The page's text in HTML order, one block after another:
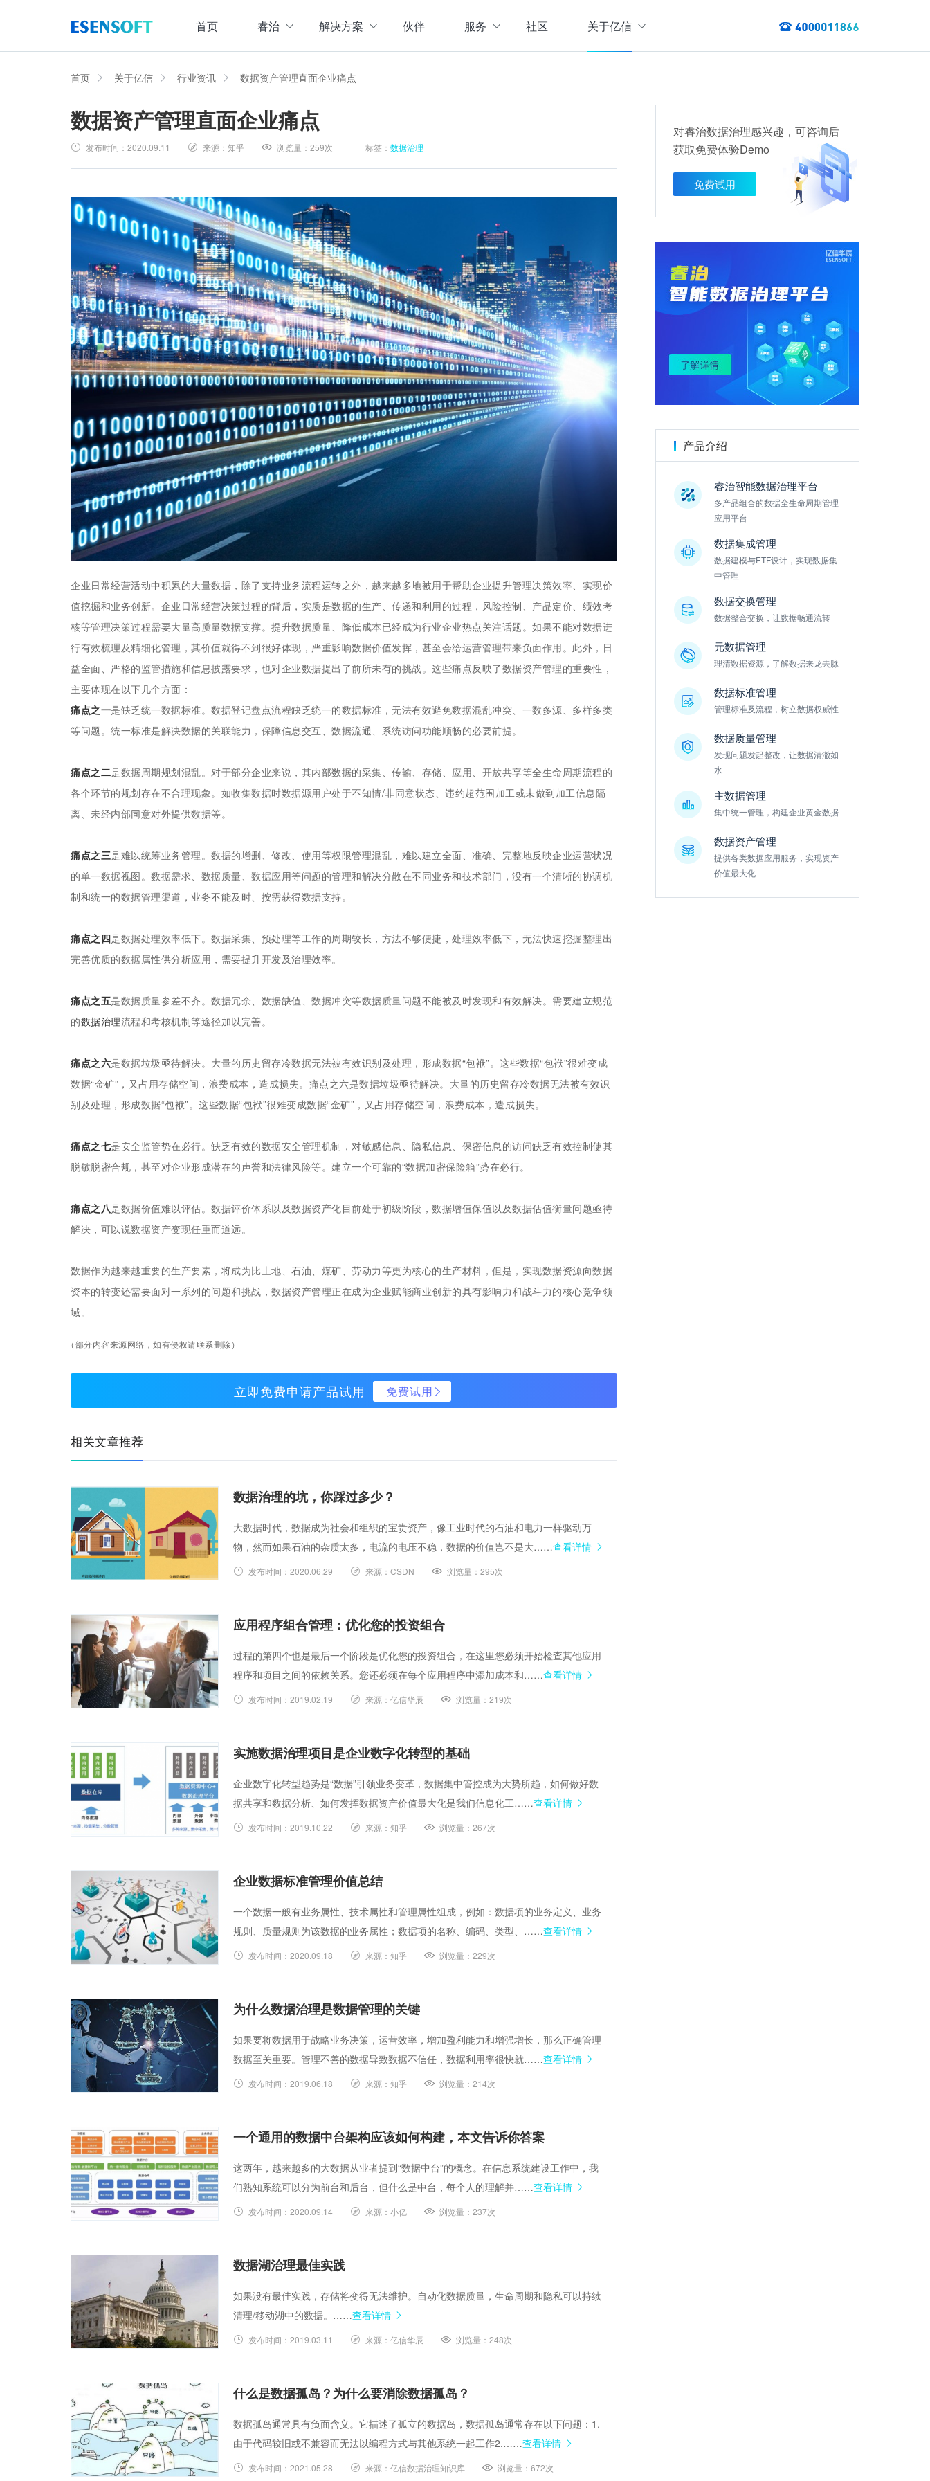
首页 睿治
睿治智能数据治理平台
数据采集
数据集成管理
数据建模与ETF设计，实现数据集中
数据交换管理
数据整合交换，让数据畅通流转
数据存储
实时计算存储
企业级实时大数据管理，支撑实时决
理清数据资源，了解数据来龙去脉
数据标准管理
数据质量管理
发现问题发起整改，让数据清澈如水
主数据管理
集中统一管理，构建企业黄金数据
数据服务
数据资产管理
提供各类数据应用服务，实现资产价
值最大化
解决方案
数据治理全域解决方案
大数据治理方案
从采、存、管、用四大方面构建数据治理体系，实现数字化经营
大数据资产管理方案
主数据管理方案
主数据全生命周期管理，保障主数据一致性、权威性、共享性，提高企业运营效率
数据标准化及质量管控方案
集元数据采集和规整、数据标准建立与评估、数据质量管控与跟踪等场景应用于一体
以元数据管理摸清家底，以资产编目盘点数据资产，提供数据服务
指标体系建设方案
面向业务和技术提供指标管理指标分析等服务的指标统一管理平台
仓湖一体化数据中心建设方案
涵盖数据存储、数据集成、数据交换、数据共享等方面，为企业用户提供云原生仓湖一
体解决方案
伙伴 服务 社区 关于亿信
首页 关于亿信 行业资讯 数据资产管理直面企业痛点
数据资产管理直面企业痛点
发布时间： 2020.09.11 来源： 知乎 浏览量： 259次 标签： 数据治理
企业日常经营活动中积累的大量数据，除了支持业务流程运转之外，越来越多地被用于帮助企业提升管理决策效率、实现价
值挖掘和业务创新。企业日常经营决策过程的背后，实质是数据的生产、传递和利用的过程，风险控制、产品定价、绩效考
核等管理决策过程需要大量高质量数据支撑。提升数据质量、降低成本已经成为行业企业热点关注话题。如果不能对数据进
行有效梳理及精细化管理，其价值就得不到很好体现，严重影响数据价值发挥，甚至会给运营管理带来负面作用。此外，日
益全面、严格的监管措施和信息披露要求，也对企业数据提出了前所未有的挑战。这些痛点反映了数据资产管理的重要性，
主要体现在以下几个方面：
痛点之一是缺乏统一数据标准。数据登记盘点流程缺乏统一的数据标准，无法有效避免数据混乱冲突、一数多源、多样多类
等问题。统一标准是解决数据的关联能力，保障信息交互、数据流通、系统访问功能顺畅的必要前提。
痛点之二是数据周期规划混乱。对于部分企业来说，其内部数据的采集、传输、存储、应用、开放共享等全生命周期流程的
各个环节的规划存在不合理现象。如收集数据时数据源用户处于不知情/非同意状态、违约超范围加工或未做到加工信息隔
离、未经内部同意对外提供数据等。
痛点之三是难以统筹业务管理。数据的增删、修改、使用等权限管理混乱，难以建立全面、准确、完整地反映企业运营状况
的单一数据视图。数据需求、数据质量、数据应用等问题的管理和解决分散在不同业务和技术部门，没有一个清晰的协调机
制和统一的数据管理渠道，业务不能及时、按需获得数据支持。
痛点之四是数据处理效率低下。数据采集、预处理等工作的周期较长，方法不够便捷，处理效率低下，无法快速挖掘整理出
完善优质的数据属性供分析应用，需要提升开发及治理效率。
痛点之五是数据质量参差不齐。数据冗余、数据缺值、数据冲突等数据质量问题不能被及时发现和有效解决。需要建立规范
的数据治理流程和考核机制等途径加以完善。
痛点之六是数据垃圾亟待解决。大量的历史留存冷数据无法被有效识别及处理，形成数据“包袱”。这些数据“包袱”很难变成
数据“金矿”，又占用存储空间，浪费成本，造成损失。痛点之六是数据垃圾亟待解决。大量的历史留存冷数据无法被有效识
别及处理，形成数据“包袱”。这些数据“包袱”很难变成数据“金矿”，又占用存储空间，浪费成本，造成损失。
痛点之七是安全监管势在必行。缺乏有效的数据安全管理机制，对敏感信息、隐私信息、保密信息的访问缺乏有效控制使其
脱敏脱密合规，甚至对企业形成潜在的声誉和法律风险等。建立一个可靠的“数据加密保险箱”势在必行。
痛点之八是数据价值难以评估。数据评价体系以及数据资产化目前处于初级阶段，数据增值保值以及数据估值衡量问题亟待
解决，可以说数据资产变现任重而道远。
数据作为越来越重要的生产要素，将成为比土地、石油、煤矿、劳动力等更为核心的生产材料，但是，实现数据资源向数据
资本的转变还需要面对一系列的问题和挑战，数据资产管理正在成为企业赋能商业创新的具有影响力和战斗力的核心竞争领
域。
（部分内容来源网络，如有侵权请联系删除）
立即免费申请产品试用 免费试用
相关文章推荐
数据治理的坑，你踩过多少？
大数据时代，数据成为社会和组织的宝贵资产，像工业时代的石油和电力一样驱动万
物，然而如果石油的杂质太多，电流的电压不稳，数据的价值岂不是大……查看详情
发布时间： 2020.06.29 来源： CSDN 浏览量： 295次
应用程序组合管理：优化您的投资组合
过程的第四个也是最后一个阶段是优化您的投资组合，在这里您必须开始检查其他应用
程序和项目之间的依赖关系。您还必须在每个应用程序中添加成本和……查看详情
发布时间： 2019.02.19 来源： 亿信华辰 浏览量： 219次
实施数据治理项目是企业数字化转型的基础
企业数字化转型趋势是“数据”引领业务变革，数据集中管控成为大势所趋，如何做好数
据共享和数据分析、如何发挥数据资产价值最大化是我们信息化工……查看详情
发布时间： 2019.10.22 来源： 知乎 浏览量： 267次
企业数据标准管理价值总结
一个数据一般有业务属性、技术属性和管理属性组成，例如：数据项的业务定义、业务
规则、质量规则为该数据的业务属性；数据项的名称、编码、类型、……查看详情
发布时间： 2020.09.18 来源： 知乎 浏览量： 229次
为什么数据治理是数据管理的关键
如果要将数据用于战略业务决策，运营效率，增加盈利能力和增强增长，那么正确管理
数据至关重要。管理不善的数据导致数据不信任，数据利用率很快就……查看详情
发布时间： 2019.06.18 来源： 知乎 浏览量： 214次
一个通用的数据中台架构应该如何构建，本文告诉你答案
这两年，越来越多的大数据从业者提到“数据中台”的概念。在信息系统建设工作中，我
们熟知系统可以分为前台和后台，但什么是中台，每个人的理解并……查看详情
发布时间： 2020.09.14 来源： 小亿 浏览量： 237次
数据湖治理最佳实践
如果没有最佳实践，存储将变得无法维护。自动化数据质量，生命周期和隐私可以持续
清理/移动湖中的数据。……查看详情
发布时间： 2019.03.11 来源： 亿信华辰 浏览量： 248次
什么是数据孤岛？为什么要消除数据孤岛？
数据孤岛通常具有负面含义。它描述了孤立的数据岛，数据孤岛通常存在以下问题：1.
由于代码较旧或不兼容而无法以编程方式与其他系统一起工作2.……查看详情
发布时间： 2021.05.28 来源： 亿信数据治理知识库 浏览量： 672次
对睿治数据治理感兴趣，可咨询后
获取免费体验Demo
免费试用
产品介绍
睿治智能数据治理平台
多产品组合的数据全生命周期管理
应用平台
数据集成管理
数据建模与ETF设计，实现数据集
中管理
数据交换管理
数据整合交换，让数据畅通流转
元数据管理
理清数据资源，了解数据来龙去脉
数据标准管理
管理标准及流程，树立数据权威性
数据质量管理
发现问题发起整改，让数据清澈如
水
主数据管理
集中统一管理，构建企业黄金数据
数据资产管理
提供各类数据应用服务，实现资产
价值最大化